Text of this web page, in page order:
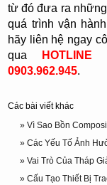
từ đó đưa ra
quá trình vận
hãy liên hệ ngay
qua
0903.962.945.
Các bài viết khác
» Vì Sao Bồn
» Các Yếu Tố Ảnh
» Vai Trò Của Tháp
» Cấu Tạo Thiết Bị